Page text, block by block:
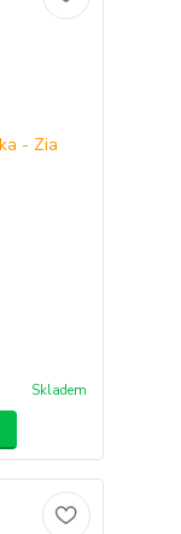
Skladem